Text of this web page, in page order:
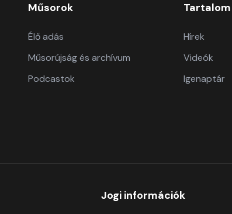
Műsorok
Élő adás
Műsorújság és archívum
Podcastok
Tartalom
Hírek
Videók
Igenaptár
Jogi információk